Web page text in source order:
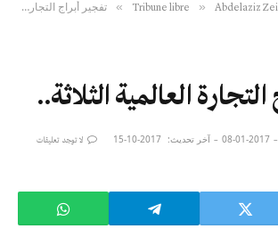
» Abdelaziz
» تفجير أبراج التجارة العالمية الثلاثة..
العالمية الثلاثة..
2017-01-08 آخر تحديث: 2017-10-15 لا توجد تعليقات